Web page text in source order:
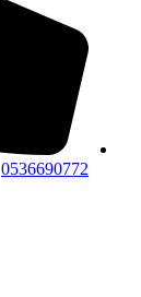
0536690772